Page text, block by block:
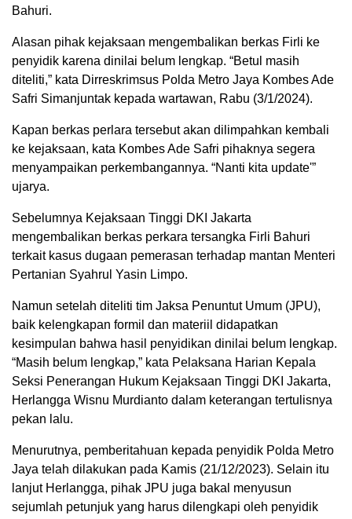
Bahuri.
Alasan pihak kejaksaan mengembalikan berkas Firli ke
penyidik karena dinilai belum lengkap. “Betul masih
diteliti,” kata Dirreskrimsus Polda Metro Jaya Kombes Ade
Safri Simanjuntak kepada wartawan, Rabu (3/1/2024).
Kapan berkas perlara tersebut akan dilimpahkan kembali
ke kejaksaan, kata Kombes Ade Safri pihaknya segera
menyampaikan perkembangannya. “Nanti kita update'”
ujarya.
Sebelumnya Kejaksaan Tinggi DKI Jakarta
mengembalikan berkas perkara tersangka Firli Bahuri
terkait kasus dugaan pemerasan terhadap mantan Menteri
Pertanian Syahrul Yasin Limpo.
Namun setelah diteliti tim Jaksa Penuntut Umum (JPU),
baik kelengkapan formil dan materiil didapatkan
kesimpulan bahwa hasil penyidikan dinilai belum lengkap.
“Masih belum lengkap,” kata Pelaksana Harian Kepala
Seksi Penerangan Hukum Kejaksaan Tinggi DKI Jakarta,
Herlangga Wisnu Murdianto dalam keterangan tertulisnya
pekan lalu.
Menurutnya, pemberitahuan kepada penyidik Polda Metro
Jaya telah dilakukan pada Kamis (21/12/2023). Selain itu
lanjut Herlangga, pihak JPU juga bakal menyusun
sejumlah petunjuk yang harus dilengkapi oleh penyidik